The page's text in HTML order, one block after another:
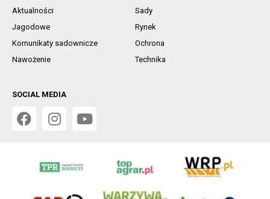
Aktualności
Sady
Jagodowe
Rynek
Komunikaty sadownicze
Ochrona
Nawożenie
Technika
SOCIAL MEDIA